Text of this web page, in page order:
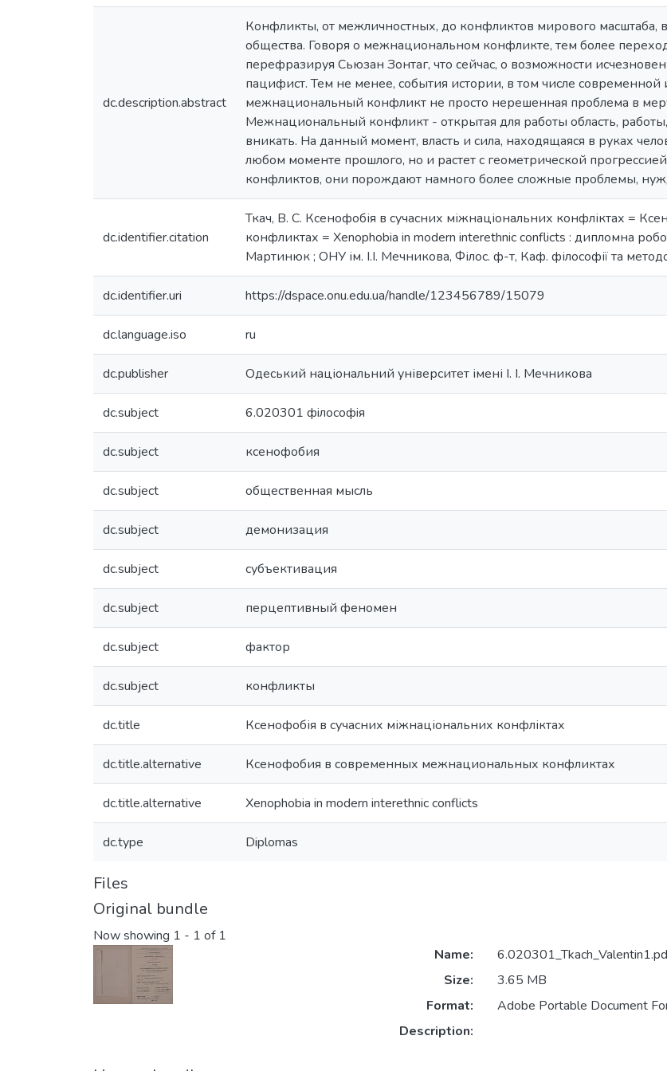
dc.description.abstract
Конфликты, от межличностных, до конфликтов мирового масштаба,
общества. Говоря о межнациональном конфликте, тем более
перефразируя Сьюзан Зонтаг, что сейчас, о возможности
пацифист. Тем не менее, события истории, в том числе современной
межнациональный конфликт не просто нерешенная проблема в
Межнациональный конфликт - открытая для работы область,
вникать. На данный момент, власть и сила, находящаяся в руках
любом моменте прошлого, но и растет с геометрической
конфликтов, они порождают намного более сложные проблемы,
dc.identifier.citation
Ткач, В. С. Ксенофобія в сучасних міжнаціональних конфліктах =
конфликтах = Xenophobia in modern interethnic conflicts : дипломна
Мартинюк ; ОНУ ім. І.І. Мечникова, Філос. ф-т, Каф. філософії та
dc.identifier.uri https://dspace.onu.edu.ua/handle/123456789/15079
dc.language.iso ru
dc.publisher Одеський національний університет імені І. І. Мечникова
dc.subject 6.020301 фiлософiя
dc.subject ксенофобия
dc.subject общественная мысль
dc.subject демонизация
dc.subject субъективация
dc.subject перцептивный феномен
dc.subject фактор
dc.subject конфликты
dc.title Ксенофобія в сучасних міжнаціональних конфліктах
dc.title.alternative Ксенофобия в современных межнациональных конфликтах
dc.title.alternative Xenophobia in modern interethnic conflicts
dc.type Diplomas
Files
Original bundle
Now showing 1 - 1 of 1
Name:
Size:
3.65 MB
Format:
Adobe Portable Document
Description: